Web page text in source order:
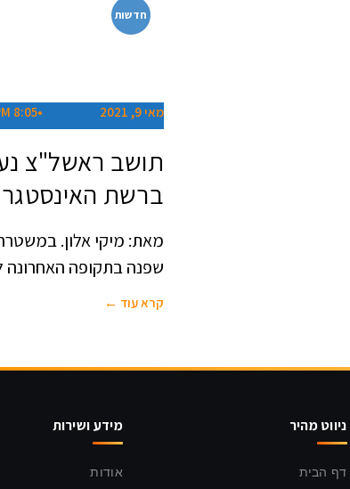
חדשות
מאי 9, 2021 8:05 PM
תושב ראשל"צ
ברשת האינסטגרם
מאת: מיקי אלון.
שפנה בתקופה האחרונה לילדות
קרא עוד ←
ניווט מהיר
דף הבית
מידע ושירות
אודות